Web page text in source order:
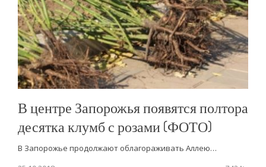
В центре Запорожья появятся полтора
десятка клумб с розами (ФОТО)
В Запорожье продолжают облагораживать Аллею…